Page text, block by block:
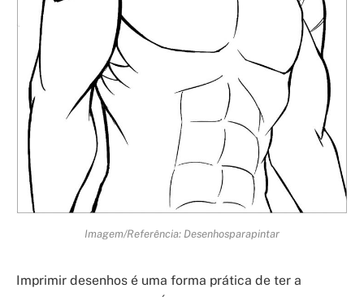
Imagem/Referência: Desenhosparapintar
Imprimir desenhos é uma forma prática de ter a